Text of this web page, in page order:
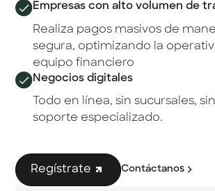
Empresas con alto volumen de
Realiza pagos masivos de
segura, optimizando la
equipo financiero
Negocios digitales
Todo en línea, sin sucursales,
soporte especializado.
Regístrate Contáctanos